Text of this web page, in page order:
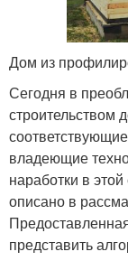
Дом из
Сегодня в
строительством
владеющие
наработки в
описано в
представить